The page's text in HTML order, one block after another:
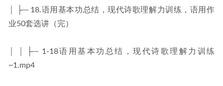
│ ├─ 18.语用基本功总结，现代诗歌理解力训练，语用作
业50套选讲（完）
│ │ ├─ 1-18语用基本功总结，现代诗歌理解力训练
~1.mp4